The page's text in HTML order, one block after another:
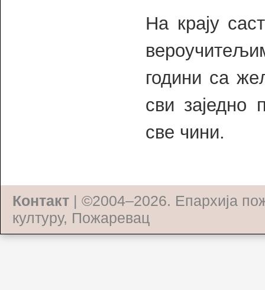
На крају
години са
сви заједно
све чини.
Контакт | ©2004–2026. Епархија
културу, Пожаревац